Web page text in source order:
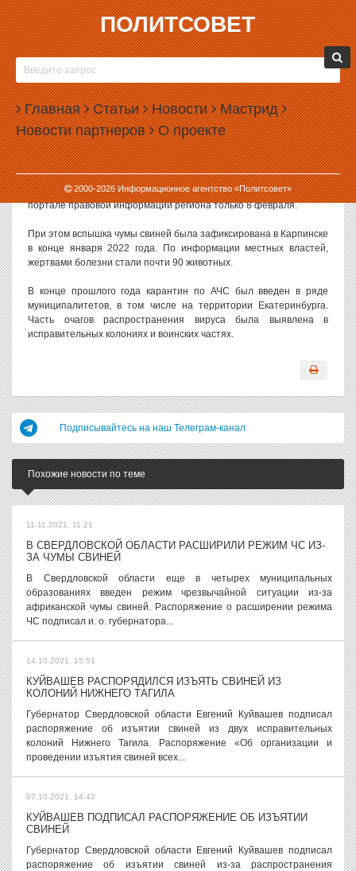
ПОЛИТСОВЕТ
Главная Статьи Новости Мастрид
Новости партнеров О проекте
2000-2026Информационное агентство «Политсовет»
09.02.2022, 11:44
В СВЕРДЛОВСКОЙ ОБЛАСТИ СНОВА ВВОДЯТ
РЕЖИМ ЧС ИЗ-ЗА ЧУМЫ СВИНЕЙ
В двух муниципалитетах Свердловской области введен режим ЧС
из-за новой вспышки африканской чумы свиней.
Согласно распоряжению, которое подписал губернатор Евгений
Куйвашев, режим ЧС введен с 1 февраля в Карпинске и
Краснотурьинске. Документ об этом появился на официальном
портале правовой информации региона только 8 февраля.
При этом вспышка чумы свиней была зафиксирована в Карпинске
в конце января 2022 года. По информации местных властей,
жертвами болезни стали почти 90 животных.
В конце прошлого года карантин по АЧС был введен в ряде
муниципалитетов, в том числе на территории Екатеринбурга.
Часть очагов распространения вируса была выявлена в
исправительных колониях и воинских частях.
Подписывайтесь на наш Телеграм-канал
Похожие новости по теме
11.11.2021, 11:21
В СВЕРДЛОВСКОЙ ОБЛАСТИ РАСШИРИЛИ РЕЖИМ ЧС ИЗ-
ЗА ЧУМЫ СВИНЕЙ
В Свердловской области еще в четырех муниципальных
образованиях введен режим чрезвычайной ситуации из-за
африканской чумы свиней. Распоряжение о расширении режима
ЧС подписал и. о. губернатора...
14.10.2021, 15:51
КУЙВАШЕВ РАСПОРЯДИЛСЯ ИЗЪЯТЬ СВИНЕЙ ИЗ
КОЛОНИЙ НИЖНЕГО ТАГИЛА
Губернатор Свердловской области Евгений Куйвашев подписал
распоряжение об изъятии свиней из двух исправительных
колоний Нижнего Тагила. Распоряжение «Об организации и
проведении изъятия свиней всех...
07.10.2021, 14:42
КУЙВАШЕВ ПОДПИСАЛ РАСПОРЯЖЕНИЕ ОБ ИЗЪЯТИИ
СВИНЕЙ
Губернатор Свердловской области Евгений Куйвашев подписал
распоряжение об изъятии свиней из-за распространения